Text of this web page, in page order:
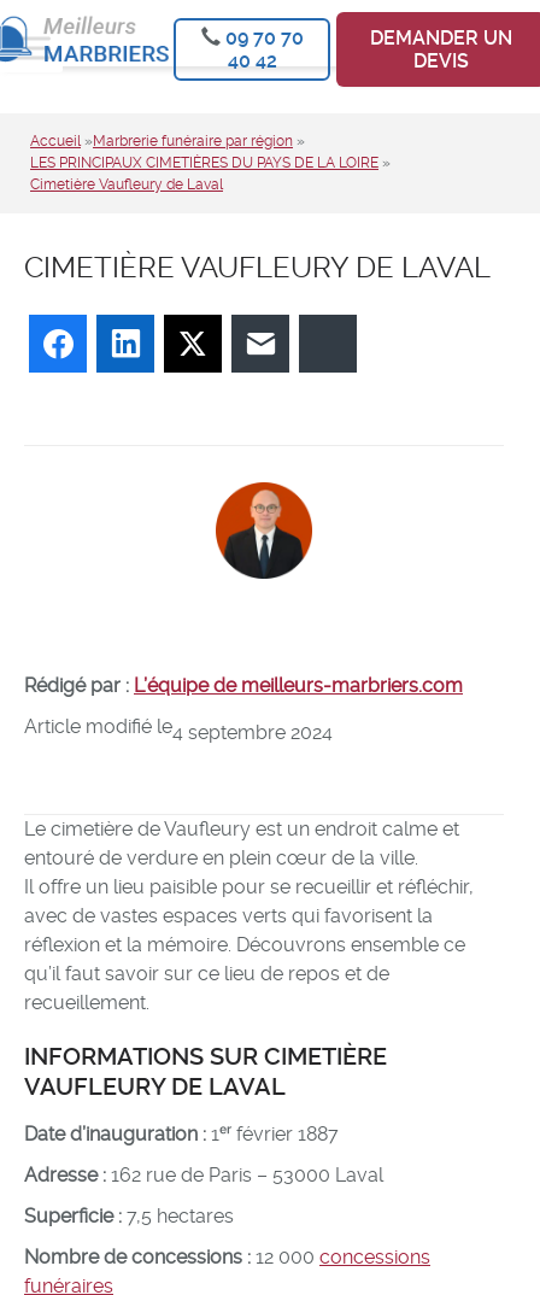
09 70 70
40 42
DEMANDER UN
DEVIS
Accueil»Marbrerie funéraire par région »
LES PRINCIPAUX CIMETIÈRES DU PAYS DE LA LOIRE »
Cimetière Vaufleury de Laval
CIMETIÈRE VAUFLEURY DE LAVAL
FacebookLinkedIn Twitter
Rédigé par : L’équipe de meilleurs-marbriers.com
Article modifié le4 septembre 2024
Le cimetière de Vaufleury est un endroit calme et
entouré de verdure en plein cœur de la ville.
Il offre un lieu paisible pour se recueillir et réfléchir,
avec de vastes espaces verts qui favorisent la
réflexion et la mémoire. Découvrons ensemble ce
qu’il faut savoir sur ce lieu de repos et de
recueillement.
INFORMATIONS SUR CIMETIÈRE
VAUFLEURY DE LAVAL
Date d’inauguration : 1ᵉʳ février 1887
Adresse : 162 rue de Paris – 53000 Laval
Superficie : 7,5 hectares
Nombre de concessions : 12 000 concessions
funéraires